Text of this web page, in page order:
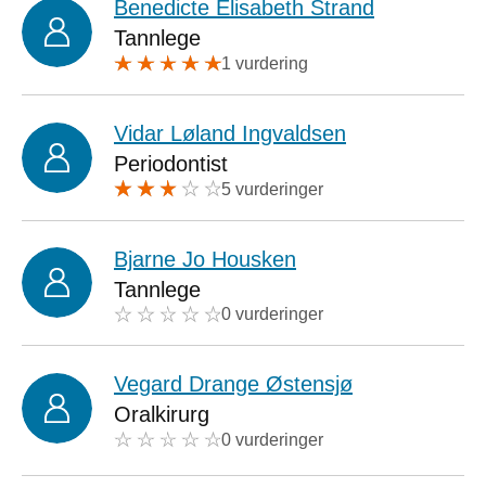
Benedicte Elisabeth Strand
Tannlege
1 vurdering
Vidar Løland Ingvaldsen
Periodontist
5 vurderinger
Bjarne Jo Housken
Tannlege
0 vurderinger
Vegard Drange Østensjø
Oralkirurg
0 vurderinger